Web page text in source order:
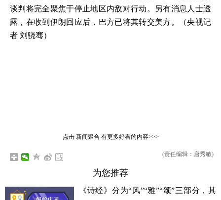
谈判将完全聚焦于停止地区内敌对行动。另有消息人士透
露，在收到伊朗回应后，巴方已将其转交美方。（央视记
者 刘骁骞）
点击 新闻聚合有更多好看的内容>>>
(责任编辑：唐秀敏)
为您推荐
《诗经》分为“风”“雅”“颂”三部分，其